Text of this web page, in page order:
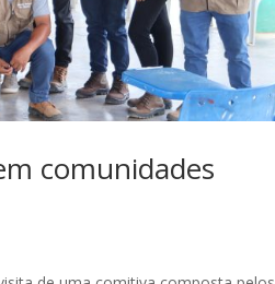
comunidades